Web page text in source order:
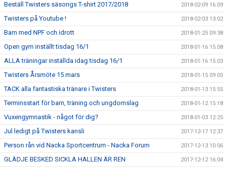
Beställ Twisters säsongs T-shirt 2017/2018 2018-02-09 16:09
Twisters på Youtube ! 2018-02-03 13:02
Barn med NPF och idrott 2018-01-25 09:38
Open gym inställt tisdag 16/1 2018-01-16 15:08
ALLA träningar inställda idag tisdag 16/1 2018-01-16 15:03
Twisters Årsmöte 15 mars 2018-01-15 09:05
TACK alla fantastiska tränare i Twisters 2018-01-13 15:55
Terminsstart för barn, träning och ungdomslag 2018-01-12 15:18
Vuxengymnastik - något för dig? 2018-01-03 12:25
Jul ledigt på Twisters kansli 2017-12-17 12:37
Person rån vid Nacka Sportcentrum - Nacka Forum 2017-12-13 10:06
GLÄDJE BESKED SICKLA HALLEN ÄR REN 2017-12-12 16:04